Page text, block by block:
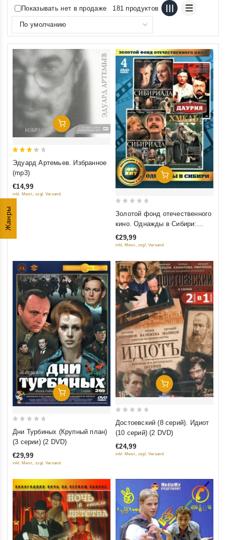
Жанры
Показывать нет в продаже 181 продуктов
Добавить В Корзину
out of
Эдуард Артемьев. Избранное
(mp3)
€14,99
inkl. Mwst., zzgl. Versand
Добавить В Корзину
5
Золотой фонд отечественного
кино. Однажды в Сибири:
Сибириада (Фильм 1-2);
Даурия; Хмель (4 DVD)
€29,99
inkl. Mwst., zzgl. Versand
Добавить В Корзину
out
5
Дни Турбиных (Крупный план)
(3 серии) (2 DVD)
€29,99
inkl. Mwst., zzgl. Versand
Добавить В Корзину
out
5
Достоевский (8 серий). Идиот
(10 серий) (2 DVD)
€24,99
inkl. Mwst., zzgl. Versand